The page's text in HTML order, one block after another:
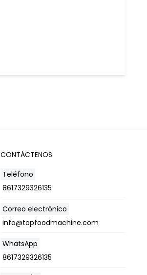
CONTÁCTENOS
Teléfono
8617329326135
Correo electrónico
info@topfoodmachine.com
WhatsApp
8617329326135